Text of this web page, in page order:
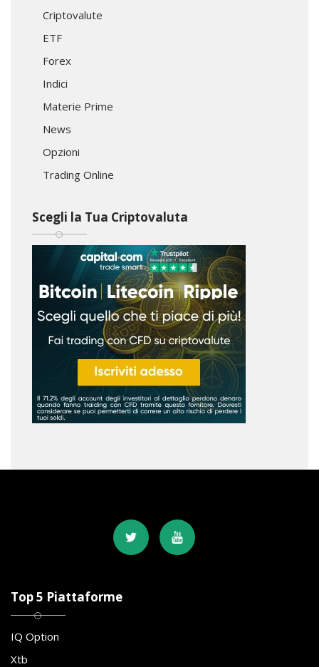
Criptovalute
ETF
Forex
Indici
Materie Prime
News
Opzioni
Trading Online
Scegli la Tua Criptovaluta
Top 5 Piattaforme
IQ Option
Xtb